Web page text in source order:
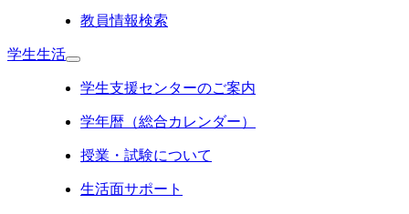
教員情報検索
学生生活
学生支援センターのご案内
学年暦（総合カレンダー）
授業・試験について
生活面サポート